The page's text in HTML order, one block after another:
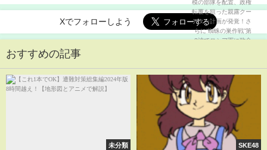
壊へ！ 1
Xでフォローしよう
おすすめの記事
未分類 SKE48